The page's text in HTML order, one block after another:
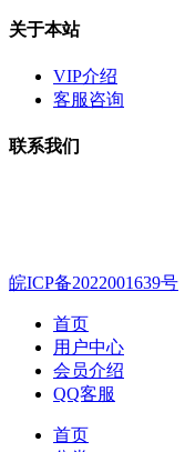
关于本站
VIP介绍
客服咨询
联系我们
皖ICP备2022001639号
首页
用户中心
会员介绍
QQ客服
首页